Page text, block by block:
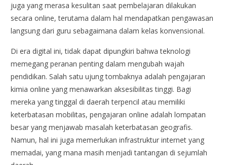
juga yang merasa kesulitan saat pembelajaran dilakukan
secara online, terutama dalam hal mendapatkan pengawasan
langsung dari guru sebagaimana dalam kelas konvensional.
Di era digital ini, tidak dapat dipungkiri bahwa teknologi
memegang peranan penting dalam mengubah wajah
pendidikan. Salah satu ujung tombaknya adalah pengajaran
kimia online yang menawarkan aksesibilitas tinggi. Bagi
mereka yang tinggal di daerah terpencil atau memiliki
keterbatasan mobilitas, pengajaran online adalah lompatan
besar yang menjawab masalah keterbatasan geografis.
Namun, hal ini juga memerlukan infrastruktur internet yang
memadai, yang mana masih menjadi tantangan di sejumlah